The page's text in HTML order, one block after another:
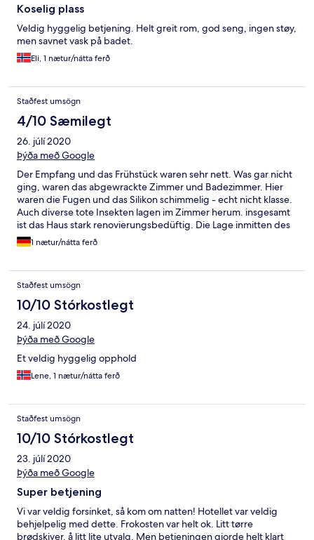
Koselig plass
Veldig hyggelig betjening. Helt greit rom, god seng, ingen støy,
men savnet vask på badet.
Eli, 1 nætur/nátta ferð
Staðfest umsögn
4/10 Sæmilegt
26. júlí 2020
Þýða með Google
Der Empfang und das Frühstück waren sehr nett. Was gar nicht
ging, waren das abgewrackte Zimmer und Badezimmer. Hier
waren die Fugen und das Silikon schimmelig - echt nicht klasse.
Auch diverse tote Insekten lagen im Zimmer herum. insgesamt
ist das Haus stark renovierungsbedüftig. Die Lage inmitten des
Waldes hingegen war ebenfalls schön. Das Preis-Leistungs-
Verhältnis stimmt nicht, für das Angebot war es überteuert.
1 nætur/nátta ferð
Staðfest umsögn
10/10 Stórkostlegt
24. júlí 2020
Þýða með Google
Et veldig hyggelig opphold
Lene, 1 nætur/nátta ferð
Staðfest umsögn
10/10 Stórkostlegt
23. júlí 2020
Þýða með Google
Super betjening
Vi var veldig forsinket, så kom om natten! Hotellet var veldig
behjelpelig med dette. Frokosten var helt ok. Litt tørre
brødskiver, å litt lite utvalg. Men betjeningen gjorde helt klart